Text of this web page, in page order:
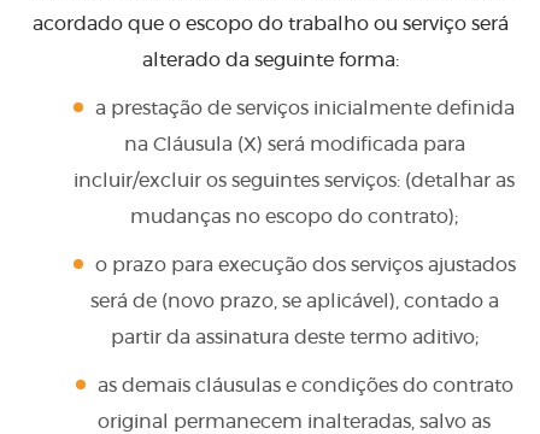
acordado que o escopo do trabalho ou serviço será
alterado da seguinte forma:
a prestação de serviços inicialmente definida
na Cláusula (X) será modificada para
incluir/excluir os seguintes serviços: (detalhar as
mudanças no escopo do contrato);
o prazo para execução dos serviços ajustados
será de (novo prazo, se aplicável), contado a
partir da assinatura deste termo aditivo;
as demais cláusulas e condições do contrato
original permanecem inalteradas, salvo as